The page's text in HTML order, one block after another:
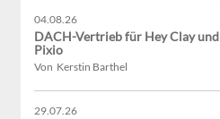
04.08.26
DACH-Vertrieb für Hey Clay und
Pixio
Von Kerstin Barthel
29.07.26